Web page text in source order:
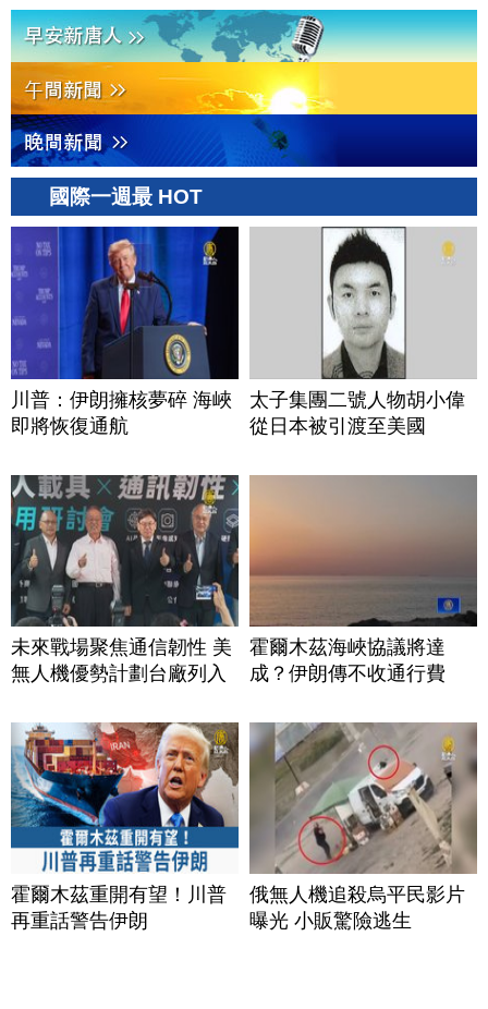
國際一週最 HOT
川普：伊朗擁核夢碎 海峽
即將恢復通航
太子集團二號人物胡小偉
從日本被引渡至美國
未來戰場聚焦通信韌性 美
無人機優勢計劃台廠列入
霍爾木茲海峽協議將達
成？伊朗傳不收通行費
霍爾木茲重開有望！川普
再重話警告伊朗
俄無人機追殺烏平民影片
曝光 小販驚險逃生